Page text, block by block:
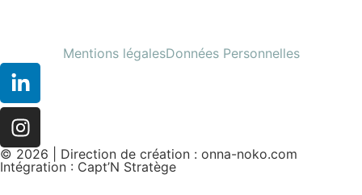
Mentions légalesDonnées Personnelles
© 2026 | Direction de création : onna-noko.com
Intégration : Capt’N Stratège